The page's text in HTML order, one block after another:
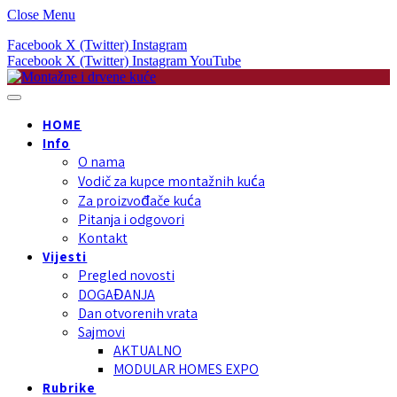
Close Menu
Facebook X (Twitter) Instagram
Facebook X (Twitter) InstagramYouTube
HOME
Info
O nama
Vodič za kupce montažnih kuća
Za proizvođače kuća
Pitanja i odgovori
Kontakt
Vijesti
Pregled novosti
DOGAĐANJA
Dan otvorenih vrata
Sajmovi
AKTUALNO
MODULAR HOMES EXPO
Rubrike